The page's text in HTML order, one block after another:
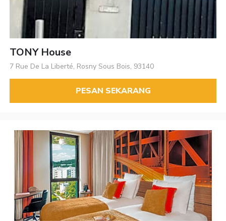
TONY House
7 Rue De La Liberté, Rosny Sous Bois, 93140
PESAN SEKARANG